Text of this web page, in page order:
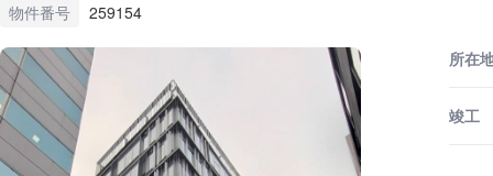
物件番号 259154
所在
竣工